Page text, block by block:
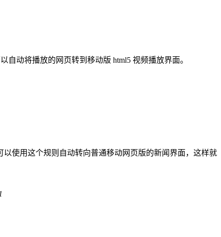
动将播放的网页转到移动版 html5 视频播放界面。
使用这个规则自动转向普通移动网页版的新闻界面，这样就